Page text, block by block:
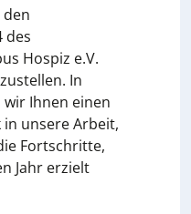
des
Hospiz e.V.
In
Ihnen einen
unsere Arbeit,
Fortschritte,
Jahr erzielt